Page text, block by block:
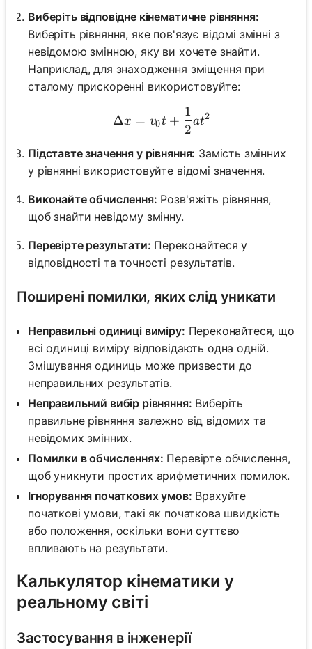
Виберіть відповідне кінематичне рівняння:
Виберіть рівняння, яке пов'язує відомі змінні з
невідомою змінною, яку ви хочете знайти.
Наприклад, для знаходження зміщення при
сталому прискоренні використовуйте:
\Delta x = v_0 t +
Δx = v0t +
2
1
at2
Підставте значення у рівняння: Замість змінних
у рівнянні використовуйте відомі значення.
Виконайте обчислення: Розв'яжіть рівняння,
щоб знайти невідому змінну.
Перевірте результати: Переконайтеся у
відповідності та точності результатів.
Поширені помилки, яких слід уникати
Неправильні одиниці виміру: Переконайтеся, що
всі одиниці виміру відповідають одна одній.
Змішування одиниць може призвести до
неправильних результатів.
Неправильний вибір рівняння: Виберіть
правильне рівняння залежно від відомих та
невідомих змінних.
Помилки в обчисленнях: Перевірте обчислення,
щоб уникнути простих арифметичних помилок.
Ігнорування початкових умов: Врахуйте
початкові умови, такі як початкова швидкість
або положення, оскільки вони суттєво
впливають на результати.
Калькулятор кінематики у
реальному світі
Застосування в інженерії